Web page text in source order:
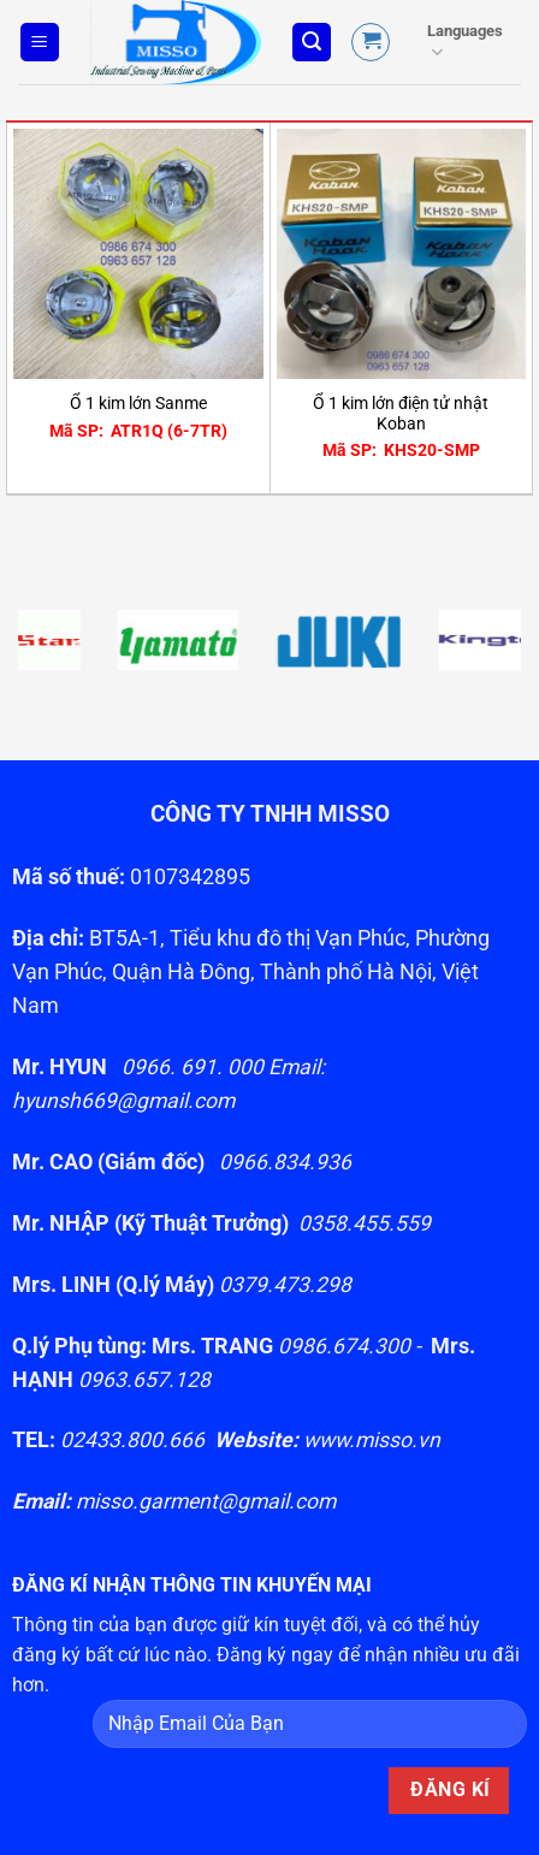
Languages
Ổ 1 kim lớn Sanme
Mã SP: ATR1Q (6-7TR)
Ổ 1 kim lớn điện tử nhật
Koban
Mã SP: KHS20-SMP
CÔNG TY TNHH MISSO
Mã số thuế: 0107342895
Địa chỉ: BT5A-1, Tiểu khu đô thị Vạn Phúc, Phường
Vạn Phúc, Quận Hà Đông, Thành phố Hà Nội, Việt
Nam
Mr. HYUN
0966. 691. 000 Email:
hyunsh669@gmail.com
Mr. CAO (Giám đốc) 0966.834.936
Mr. NHẬP (Kỹ Thuật Trưởng) 0358.455.559
Mrs. LINH (Q.lý Máy) 0379.473.298
Q.lý Phụ tùng: Mrs. TRANG 0986.674.300 - Mrs.
HẠNH 0963.657.128
TEL: 02433.800.666 Website:www.misso.vn
Email:misso.garment@gmail.com
ĐĂNG KÍ NHẬN THÔNG TIN KHUYẾN MẠI
Thông tin của bạn được giữ kín tuyệt đối, và có thể hủy
đăng ký bất cứ lúc nào. Đăng ký ngay để nhận nhiều ưu đãi
hơn.